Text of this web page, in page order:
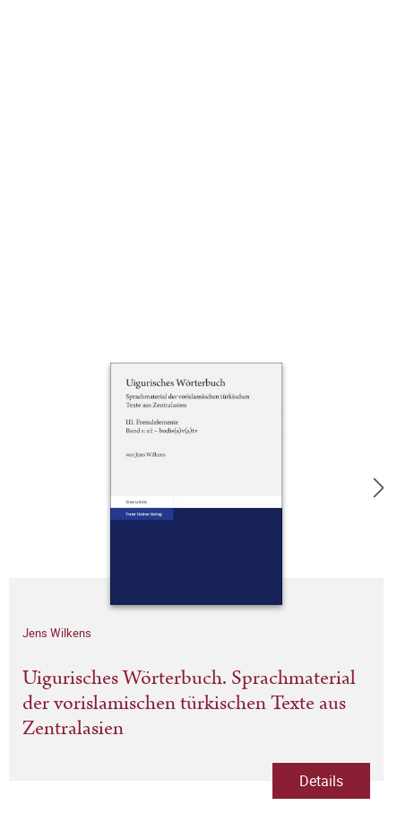
Jens Wilkens
Uigurisches Wörterbuch. Sprachmaterial
der vorislamischen türkischen Texte aus
Zentralasien
Details